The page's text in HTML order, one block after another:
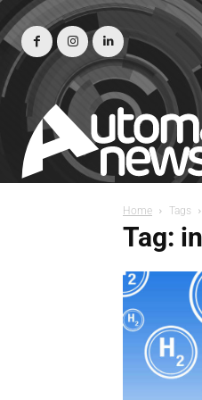
Home Tags
Tag: